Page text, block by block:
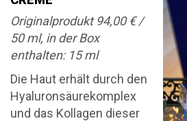
Originalprodukt 94,00 € /
50 ml, in der Box
enthalten: 15 ml
Die Haut erhält durch den
Hyaluronsäurekomplex
und das Kollagen dieser